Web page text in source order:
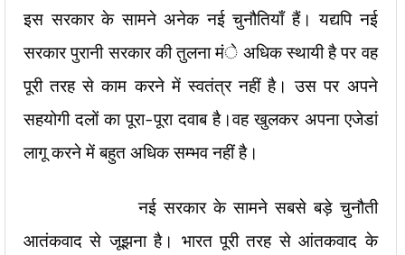
इस सरकार के सामने अनेक नई चुनौतियाँ हैं। यद्यपि नई
सरकार पुरानी सरकार की तुलना मंे अधिक स्थायी है पर वह
पूरी तरह से काम करने में स्वतंत्र नहीं है। उस पर अपने
सहयोगी दलों का पूरा-पूरा दवाब है।वह खुलकर अपना एजेडां
लागू करने में बहुत अधिक सम्भव नहीं है।
नई सरकार के सामने सबसे बड़े चुनौती
आतंकवाद से जूझना है। भारत पूरी तरह से आंतकवाद के